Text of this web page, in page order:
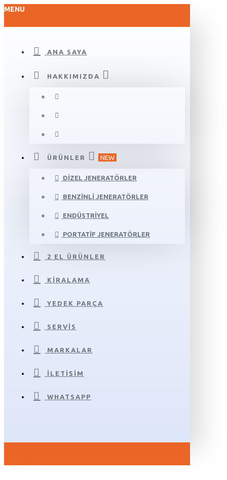
MENU
ANA SAYA
HAKKIMIZDA
ÜRÜNLER NEW
DIZEL JENERATÖRLER
BENZINLI JENERATÖRLER
ENDÜSTRIYEL
PORTATIF JENERATÖRLER
2 EL ÜRÜNLER
KIRALAMA
YEDEK PARÇA
SERVIS
MARKALAR
İLETIŞIM
WHATSAPP